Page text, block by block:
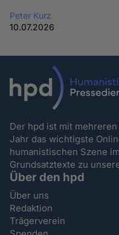
Peter Kurz
10.07.2026
Der hpd ist mit
Jahr das wichtigste
humanistischen Szene
Grundsatztexte zu
Über den hpd
Über uns
Redaktion
Trägerverein